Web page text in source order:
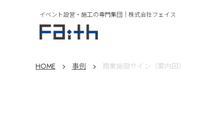
イベント設営・施工の専門集団｜ 株式会社フェイス
HOME 事例 商業施設サイン（案内図）